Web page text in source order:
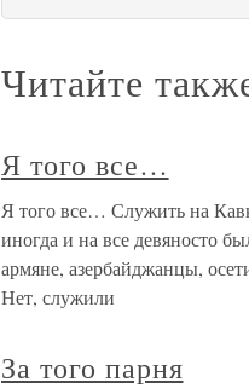
Читайте
Я того все…
Я того все… Служить на
иногда и на все девяносто
армяне, азербайджанцы,
Нет, служили
За того парня